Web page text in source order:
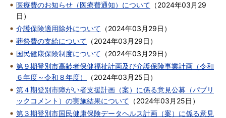
医療費のお知らせ（医療費通知）について （2024年03月29
日 ）
介護保険適用除外について （2024年03月29日 ）
葬祭費の支給について （2024年03月29日 ）
国民健康保険制度について （2024年03月29日 ）
第９期登別市高齢者保健福祉計画及び介護保険事業計画（令和
６年度～令和８年度）
（2024年03月25日 ）
第４期登別市障がい者支援計画（案）に係る意見公募（パブリ
ックコメント）の実施結果について （2024年03月25日 ）
第３期登別市国民健康保険データヘルス計画（案）に係る意見